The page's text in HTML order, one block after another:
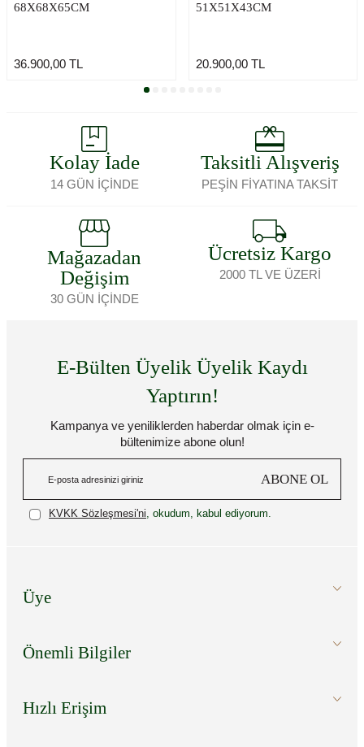
68X68X65CM
36.900,00 TL
51X51X43CM
20.900,00TL
Kolay İade
14 GÜN İÇİNDE
Taksitli Alışveriş
PEŞİN FİYATINA TAKSİT
Mağazadan
Değişim
30 GÜN İÇİNDE
Ücretsiz Kargo
2000 TL VE ÜZERİ
E-Bülten Üyelik Üyelik Kaydı
Yaptırın!
Kampanya ve yeniliklerden haberdar olmak için e-
bültenimize abone olun!
ABONE OL
KVKK Sözleşmesi'ni, okudum, kabul ediyorum.
Üye
Önemli Bilgiler
Hızlı Erişim